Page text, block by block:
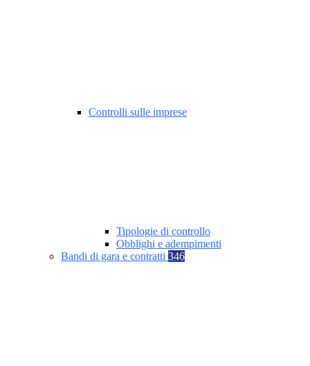
Controlli sulle imprese
Tipologie di controllo
Obblighi e adempimenti
Bandi di gara e contratti 346